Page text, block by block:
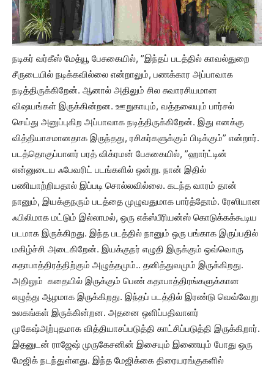
நடிகர் வர்கீஸ் மேத்யூ பேசுகையில், ”இந்தப் படத்தில் காவல்துறை
சீருடையில் நடிக்கவில்லை என்றாலும், பணக்கார அப்பாவாக
நடித்திருக்கிறேன். ஆனால் அதிலும் சில சுவாரசியமான
விஷயங்கள் இருக்கின்றன. ஊறுகாயும், வத்தலையும் பார்சல்
செய்து அனுப்புகிற அப்பாவாக நடித்திருக்கிறேன். இது எனக்கு
வித்தியாசமானதாக இருந்தது, ரசிகர்களுக்கும் பிடிக்கும்” என்றார்.
படத்தொகுப்பாளர் பரத் விக்ரமன் பேசுகையில், ”ஹார்ட்டின்
என்னுடைய ஃபேவரிட் படங்களில் ஒன்று. நான் இதில்
பணியாற்றியதால் இப்படி சொல்லவில்லை. கடந்த வாரம் தான்
நானும், இயக்குநரும் படத்தை முழுவதுமாக பார்த்தோம். ரேஸியான
ஃபிலிமாக மட்டும் இல்லாமல், ஒரு எக்ஸ்பீரியன்ஸ் கொடுக்கக்கூடிய
படமாக இருக்கிறது. இந்த படத்தில் நானும் ஒரு பங்காக இருப்பதில்
மகிழ்ச்சி அடைகிறேன். இயக்குநர் எழுதி இருக்கும் ஒவ்வொரு
கதாபாத்திரத்திற்கும் அழுத்தமும்.. தனித்துவமும் இருக்கிறது.
அதிலும் கதையில் இருக்கும் பெண் கதாபாத்திரங்களுக்கான
எழுத்து ஆழமாக இருக்கிறது. இந்தப் படத்தில் இரண்டு வெவ்வேறு
உலகங்கள் இருக்கின்றன. அதனை ஒளிப்பதிவாளர்
முகேஷ்அற்புதமாக வித்தியாசப்படுத்தி காட்சிப்படுத்தி இருக்கிறார்.
இதனுடன் ராஜேஷ் முருகேசனின் இசையும் இணையும் போது ஒரு
மேஜிக் நடந்துள்ளது. இந்த மேஜிக்கை திரையரங்குகளில்